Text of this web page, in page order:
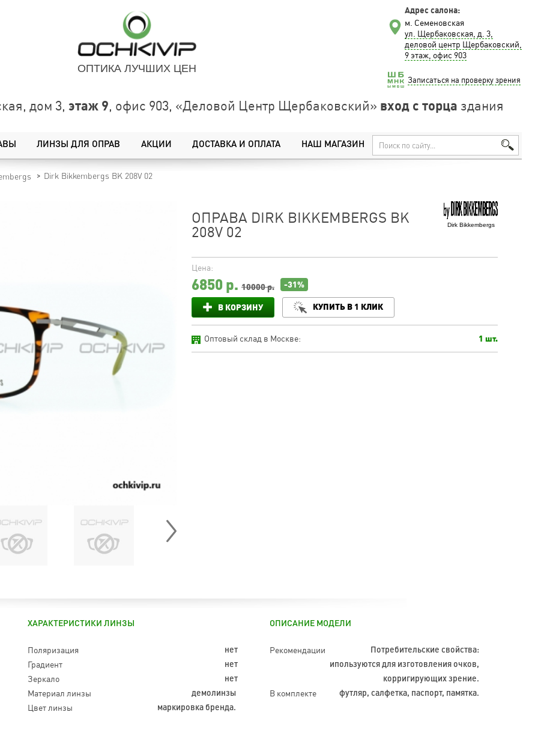
ОПТИКА ЛУЧШИХ ЦЕН
Адрес салона:
м. Семеновская
ул. Щербаковская, д. 3,
деловой центр Щербаковский,
9 этаж, офис 903
Записаться на проверку зрения
дом 3, этаж 9, офис 903, «Деловой Центр Щербаковский» вход с торца здания
ЛИНЗЫ ДЛЯ ОПРАВ АКЦИИ ДОСТАВКА И ОПЛАТА НАШ МАГАЗИН
Dirk Bikkembergs BK 208V 02
Dirk Bikkembergs
ОПРАВА DIRK BIKKEMBERGS BK
208V 02
Цена:
6850 р. 10000 р. -31%
В КОРЗИНУ КУПИТЬ В 1 КЛИК
Оптовый склад в Москве: 1 шт.
ХАРАКТЕРИСТИКИ ЛИНЗЫ
Поляризация нет
Градиент нет
Зеркало нет
Материал линзы демолинзы
Цвет линзы маркировка бренда.
ОПИСАНИЕ МОДЕЛИ
Рекомендации
Потребительские свойства:
ипользуются для изготовления очков,
корригирующих зрение.
В комплекте футляр, салфетка, паспорт, памятка.